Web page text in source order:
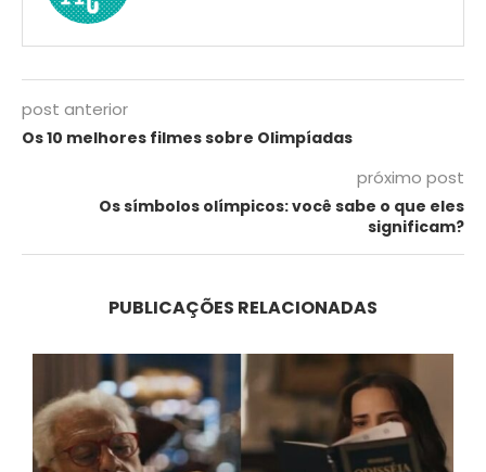
post anterior
Os 10 melhores filmes sobre Olimpíadas
próximo post
Os símbolos olímpicos: você sabe o que eles
significam?
PUBLICAÇÕES RELACIONADAS